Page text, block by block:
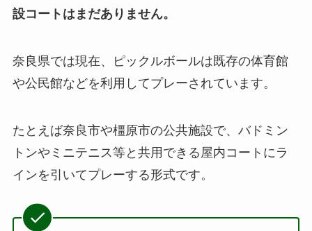
設コートはまだありません。
奈良県では現在、ピックルボールは既存の体育館
や公民館などを利用してプレーされています。
たとえば奈良市や橿原市の公共施設で、バドミン
トンやミニテニス等と共用できる屋内コートにラ
インを引いてプレーする形式です。